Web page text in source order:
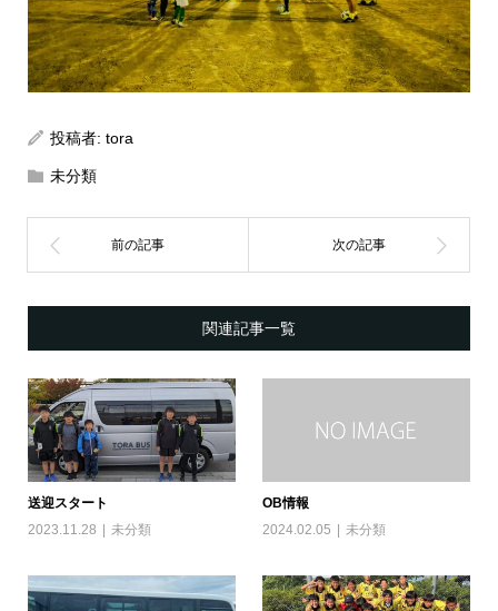
投稿者: tora
未分類
関連記事一覧
送迎スタート
2023.11.28
未分類
OB情報
2024.02.05
未分類